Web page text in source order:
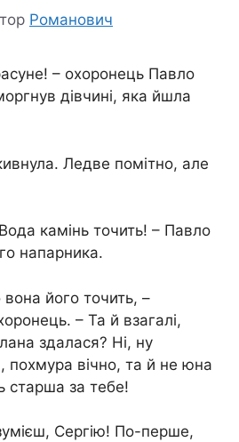
Романович
– охоронець Павло
дівчині, яка йшла
Ледве помітно, але
камінь точить! – Павло
напарника.
вона його точить, –
– Та й взагалі,
здалася? Ні, ну
похмура вічно, та й не юна
старша за тебе!
Сергію! По-перше,